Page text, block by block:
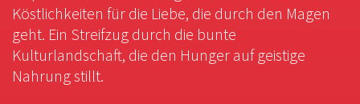
Köstlichkeiten für die Liebe, die durch den Magen
geht. Ein Streifzug durch die bunte
Kulturlandschaft, die den Hunger auf geistige
Nahrung stillt.